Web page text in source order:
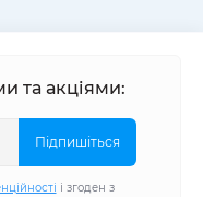
та акціями:
Підпишіться
і згоден з